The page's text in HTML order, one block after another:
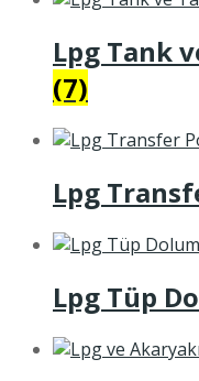
Lpg Tank
(7)
Lpg
Lpg Tüp